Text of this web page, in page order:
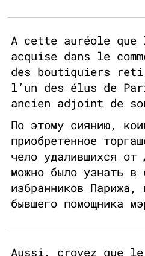
A cette auréole que
acquise dans le
des boutiquiers
l’un des élus de
ancien adjoint de
По этому сиянию,
приобретенное
чело удалившихся от
можно было узнать в
избранников Парижа,
бывшего помощника
Aussi, croyez que